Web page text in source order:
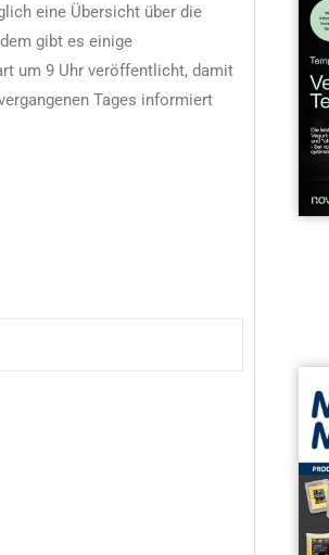
eine Übersicht über die
gibt es einige
um 9 Uhr veröffentlicht, damit
Tages informiert